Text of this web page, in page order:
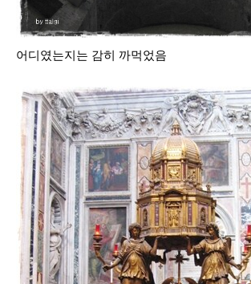
어디였는지는 감히 까먹었음